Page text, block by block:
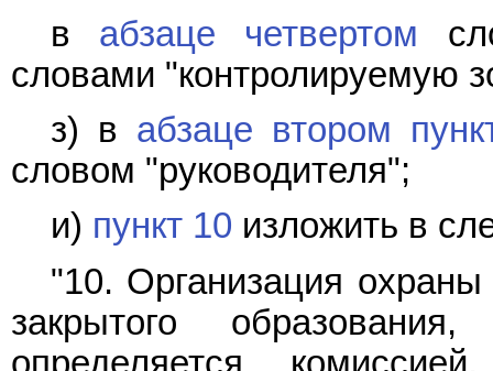
в абзаце четвертом
словами "контролируемую
з) в абзаце втором
словом "руководителя";
и) пункт 10 изложить в
"10. Организация
закрытого
определяется